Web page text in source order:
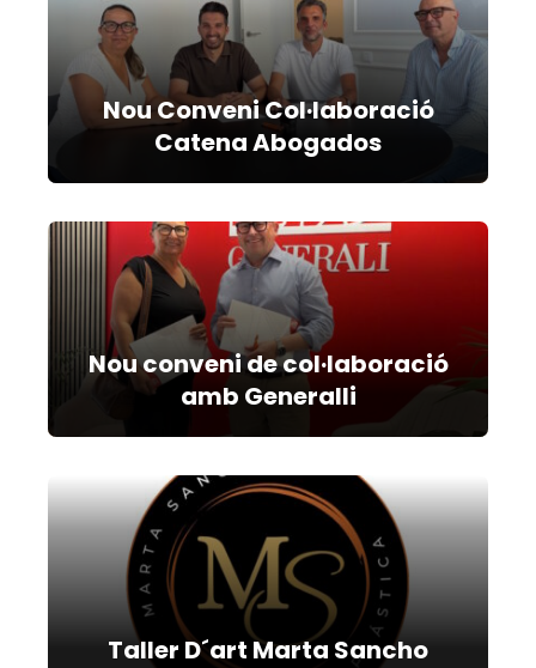
Nou Conveni Col·laboració
Catena Abogados
Nou conveni de col·laboració
amb Generalli
Taller D´art Marta Sancho